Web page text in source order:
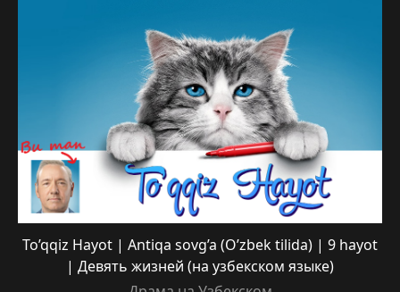
To’qqiz Hayot | Antiqa sovg’a (O’zbek tilida) | 9 hayot
| Девять жизней (на узбекском языке)